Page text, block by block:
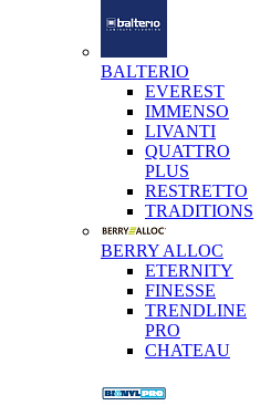
BALTERIO
EVEREST
IMMENSO
LIVANTI
QUATTRO
PLUS
RESTRETTO
TRADITIONS
BERRY ALLOC
ETERNITY
FINESSE
TRENDLINE
PRO
CHATEAU